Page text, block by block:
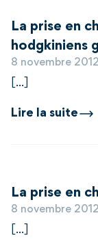
La prise en
hodgkiniens
8 novembre 2012
[...]
Lire la suite
La prise en
8 novembre 2012
[...]